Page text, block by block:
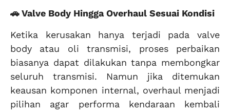
🚗 Valve Body Hingga Overhaul Sesuai Kondisi
Ketika kerusakan hanya terjadi pada valve
body atau oli transmisi, proses perbaikan
biasanya dapat dilakukan tanpa membongkar
seluruh transmisi. Namun jika ditemukan
keausan komponen internal, overhaul menjadi
pilihan agar performa kendaraan kembali